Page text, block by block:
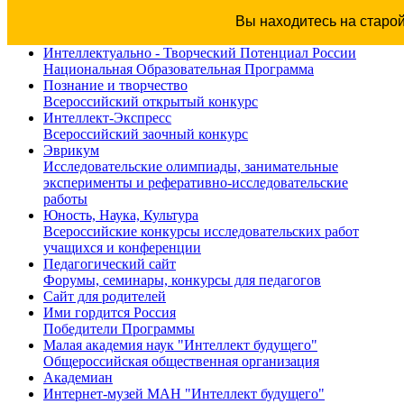
Вы находитесь на
Интеллектуально - Творческий Потенциал России
Национальная Образовательная Программа
Познание и творчество
Всероссийский открытый конкурс
Интеллект-Экспресс
Всероссийский заочный конкурс
Эврикум
Исследовательские олимпиады, занимательные
эксперименты и реферативно-исследовательские
работы
Юность, Наука, Культура
Всероссийские конкурсы исследовательских работ
учащихся и конференции
Педагогический сайт
Форумы, семинары, конкурсы для педагогов
Сайт для родителей
Ими гордится Россия
Победители Программы
Малая академия наук "Интеллект будущего"
Общероссийская общественная организация
Академиан
Интернет-музей МАН "Интеллект будущего"